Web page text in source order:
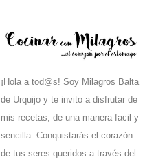
¡Hola a tod@s! Soy Milagros Balta
de Urquijo y te invito a disfrutar de
mis recetas, de una manera facil y
sencilla. Conquistarás el corazón
de tus seres queridos a través del